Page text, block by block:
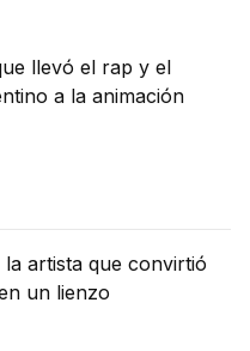
llevó el rap y el
a la animación
artista que convirtió
un lienzo